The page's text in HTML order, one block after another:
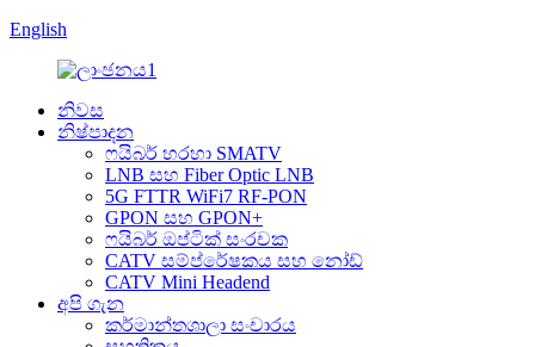
English
නිවස
නිෂ්පාදන
ෆයිබර් හරහා SMATV
LNB සහ Fiber Optic LNB
5G FTTR WiFi7 RF-PON
GPON සහ GPON+
ෆයිබර් ඔප්ටික් සංරචක
CATV සම්ප්රේෂකය සහ නෝඩ්
CATV Mini Headend
අපි ගැන
කර්මාන්තශාලා සංචාරය